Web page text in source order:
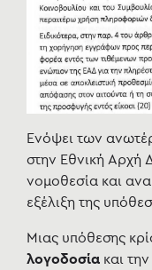
Ενόψει των
στην Εθνική Αρχή
νομοθεσία και
εξέλιξη της
Μιας υπόθεσης
λογοδοσία και την